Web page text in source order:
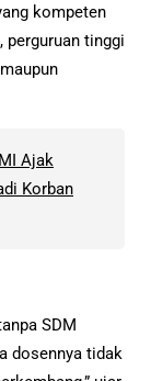
kompeten
perguruan tinggi
Ajak
Korban
SDM
dosennya tidak